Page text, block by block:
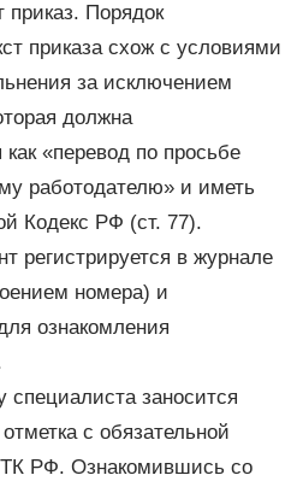
приказ. Порядок
приказа схож с условиями
за исключением
должна
«перевод по просьбе
работодателю» и иметь
Кодекс РФ (ст. 77).
регистрируется в журнале
номера) и
ознакомления
специалиста заносится
с обязательной
ТК РФ. Ознакомившись со